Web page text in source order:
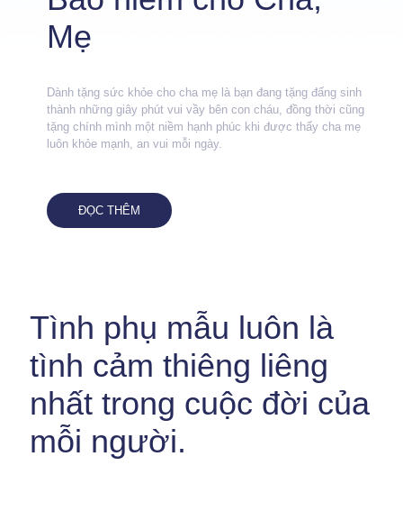
Mẹ
Dành tặng sức khỏe cho cha mẹ là bạn đang tặng đấng sinh
thành những giây phút vui vầy bên con cháu, đồng thời cũng
tặng chính mình một niềm hạnh phúc khi được thấy cha mẹ
luôn khỏe mạnh, an vui mỗi ngày.
ĐỌC THÊM
Tình phụ mẫu luôn là
tình cảm thiêng liêng
nhất trong cuộc đời của
mỗi người.